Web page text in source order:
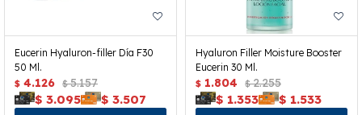
Eucerin Hyaluron-filler Día F30
50 Ml.
$ 4.126 $ 5.157
$ 3.095 $ 3.507
Hyaluron Filler Moisture Booster
Eucerin 30 Ml.
$ 1.804 $ 2.255
$ 1.353 $ 1.533